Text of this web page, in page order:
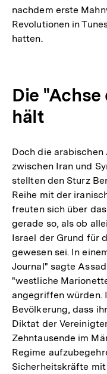
nachdem erste
Revolutionen in
hatten.
Die
hält
Doch die
zwischen Iran und
stellten den Sturz
Reihe mit der
freuten sich über
gerade so, als ob
Israel der Grund für
gewesen sei. In
Journal" sagte
"westliche
angegriffen würden.
Bevölkerung, dass
Diktat der
Zehntausende im
Regime
Sicherheitskräfte